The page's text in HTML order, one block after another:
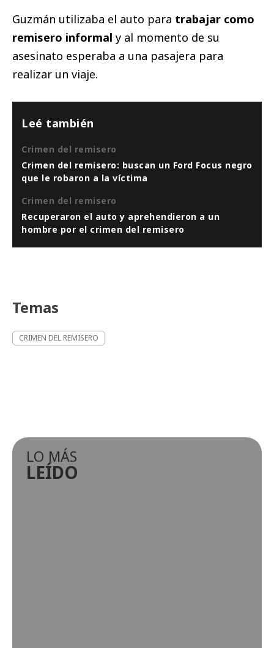
Guzmán utilizaba el auto para trabajar como
remisero informal y al momento de su
asesinato esperaba a una pasajera para
realizar un viaje.
Leé también
Crimen del remisero
Crimen del remisero: buscan un Ford Focus negro
que le robaron a la víctima
Crimen del remisero
Recuperaron el auto y aprehendieron a un
hombre por el crimen del remisero
Temas
CRIMEN DEL REMISERO
LO MÁS
LEÍDO